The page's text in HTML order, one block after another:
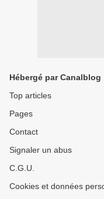
Hébergé par Canalblog
Top articles
Pages
Contact
Signaler un abus
C.G.U.
Cookies et données